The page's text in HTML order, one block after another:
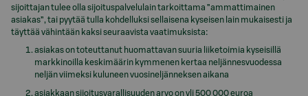
sijoittajan tulee olla sijoituspalvelulain tarkoittama ”ammattimainen
asiakas”, tai pyytää tulla kohdelluksi sellaisena kyseisen lain mukaisesti ja
täyttää vähintään kaksi seuraavista vaatimuksista:
asiakas on toteuttanut huomattavan suuria liiketoimia kyseisillä
markkinoilla keskimäärin kymmenen kertaa neljännesvuodessa
neljän viimeksi kuluneen vuosineljänneksen aikana
asiakkaan sijoitusvarallisuuden arvo on yli 500 000 euroa